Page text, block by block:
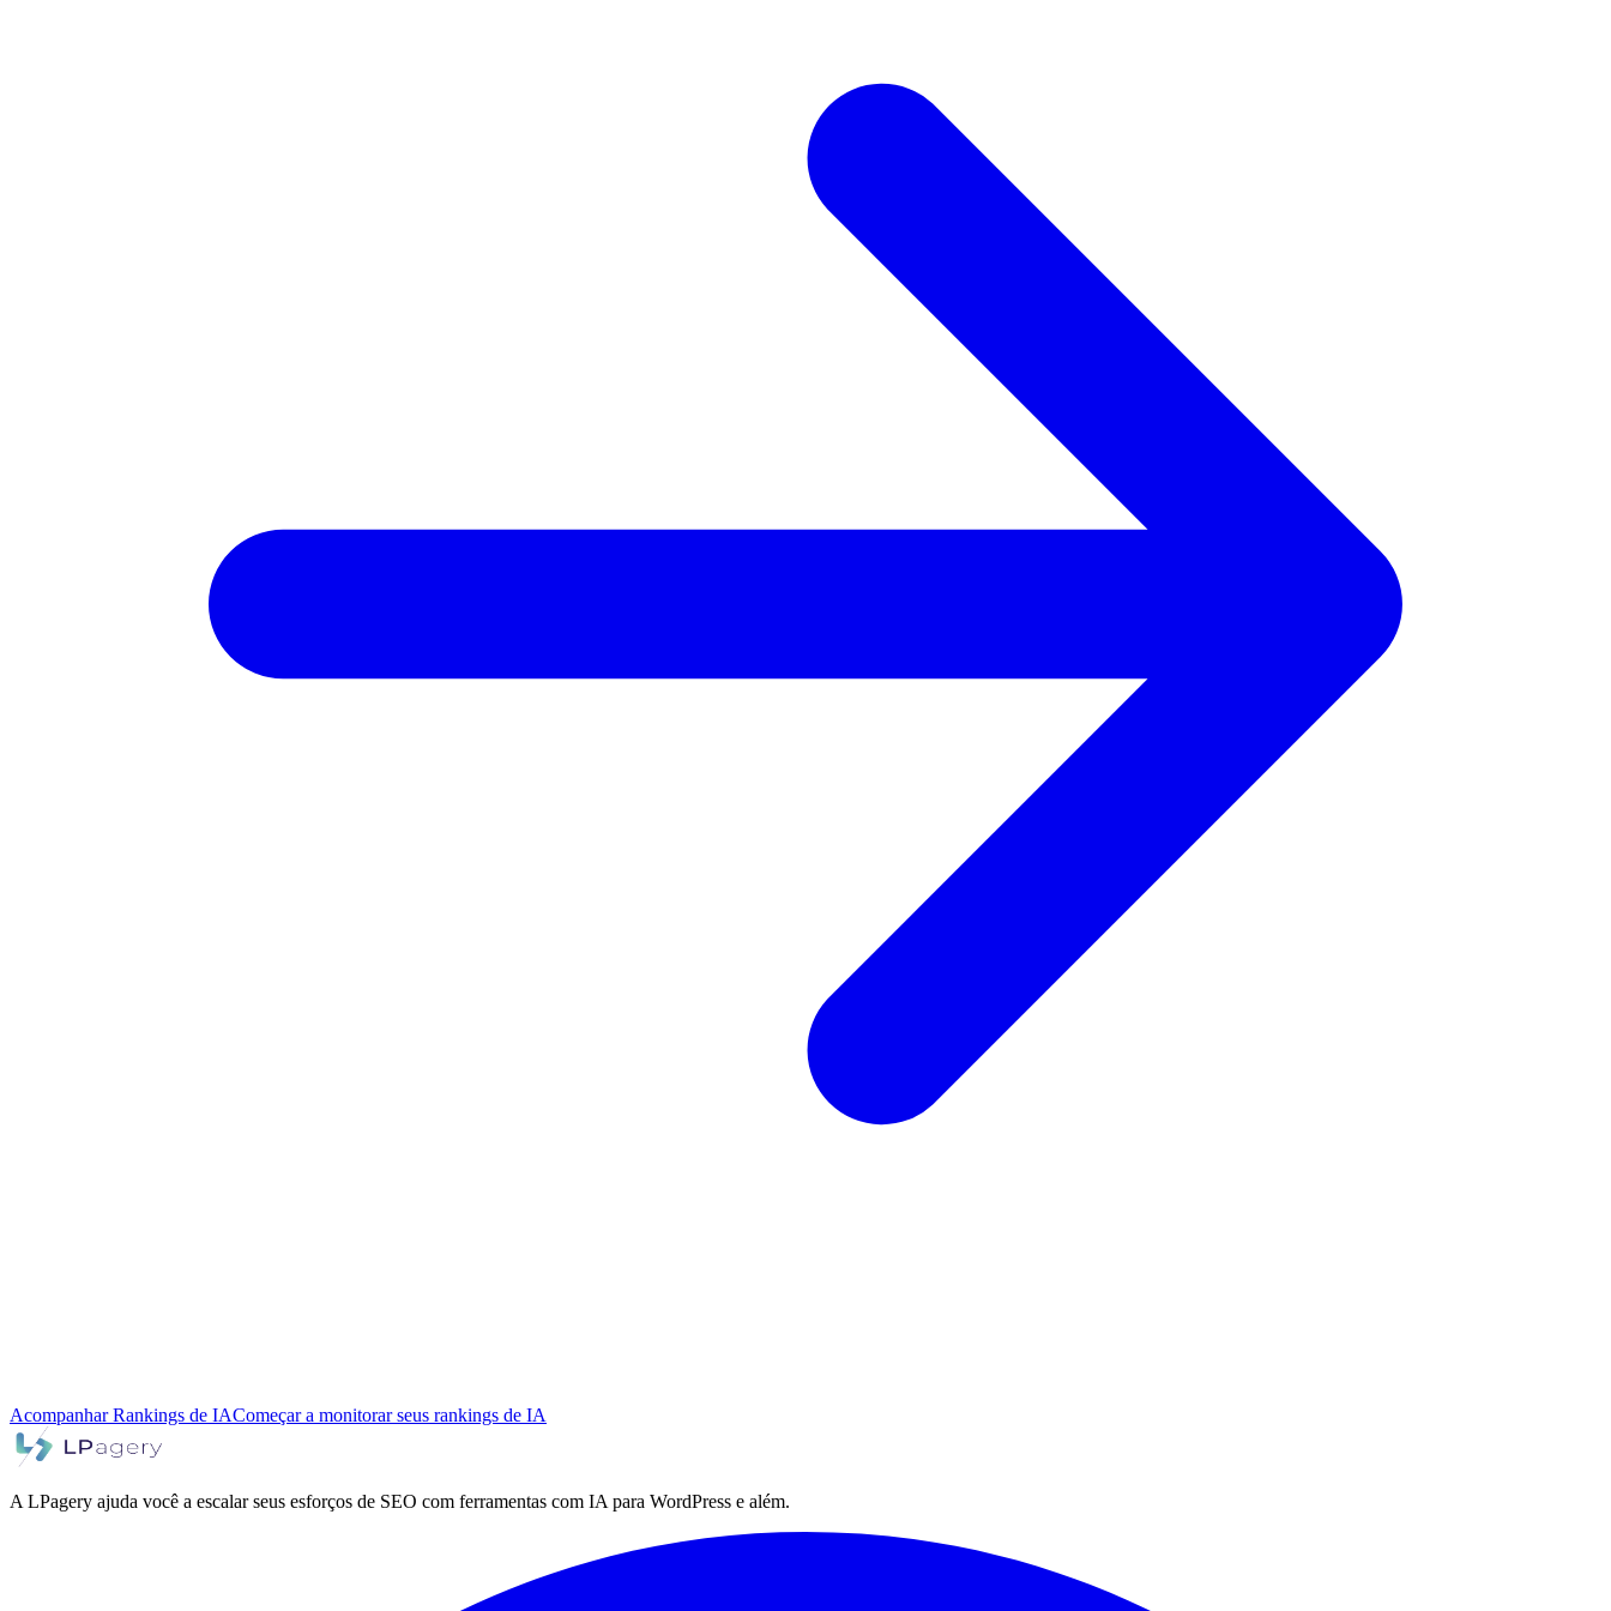
Acompanhar Rankings de IAComeçar a monitorar seus rankings de IA
A LPagery ajuda você a escalar seus esforços de SEO com ferramentas com IA para WordPress e além.